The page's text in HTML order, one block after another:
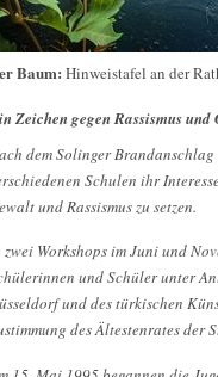
Baum: Hinweistafel an der
Zeichen gegen Rassismus und
dem Solinger
Schulen ihr
und Rassismus zu setzen.
zwei Workshops im Juni und
und Schüler unter
und des türkischen
des Ältestenrates der